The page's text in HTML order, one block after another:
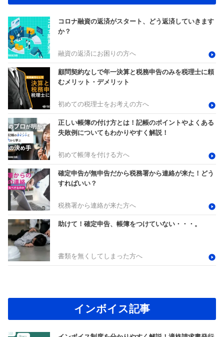
コロナ融資の返済がスタート、どう返済していきます
か？
融資の返済にお困りの方へ
顧問契約なしで年一決算と税務申告のみを税理士に頼
むメリット・デメリット
初めての税理士をお考えの方へ
正しい帳簿の付け方とは！記帳のポイントやよくある
失敗例についてもわかりやすく解説！
初めて帳簿を付ける方へ
確定申告が無申告だから税務署から連絡が来た！どう
すればいい？
税務署から連絡が来た方へ
助けて！確定申告、帳簿をつけていない・・・。
書類を無くしてしまった方へ
インボイス記事